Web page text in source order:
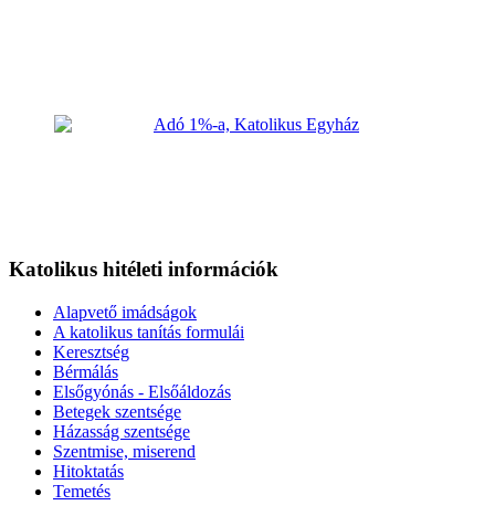
Katolikus hitéleti információk
Alapvető imádságok
A katolikus tanítás formulái
Keresztség
Bérmálás
Elsőgyónás - Elsőáldozás
Betegek szentsége
Házasság szentsége
Szentmise, miserend
Hitoktatás
Temetés